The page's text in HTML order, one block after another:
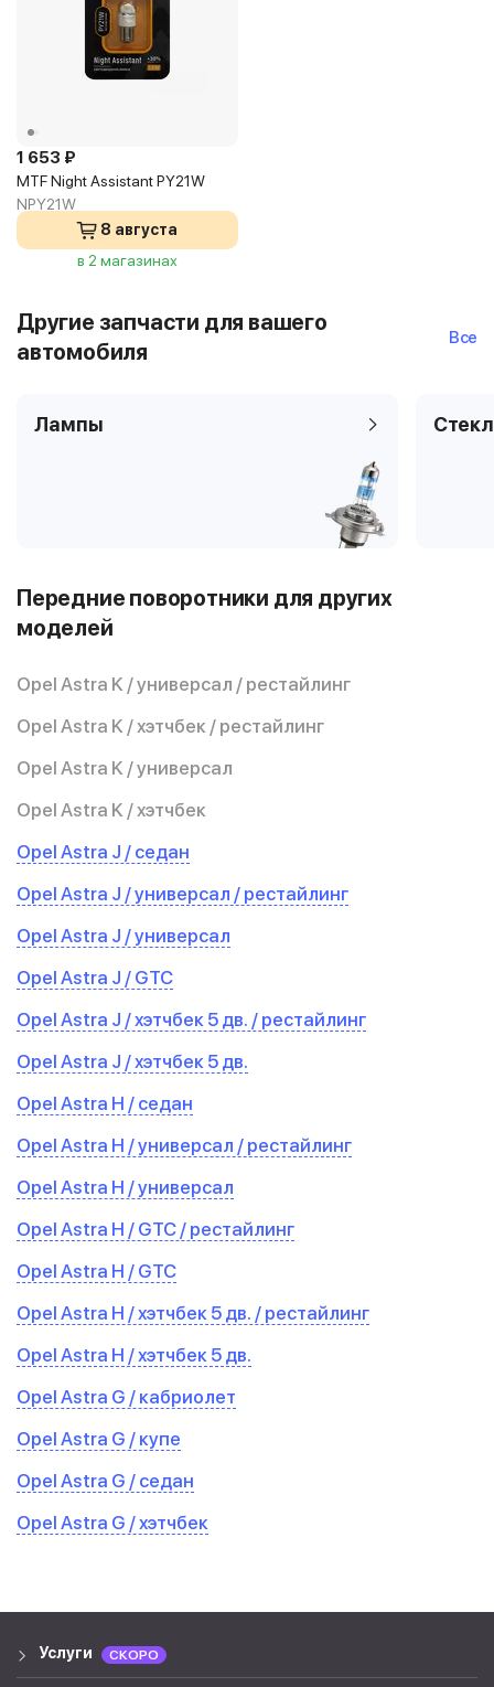
1 653 ₽
MTF Night Assistant PY21W
NPY21W
8 августа
в 2 магазинах
Другие запчасти для вашего
автомобиля
Все
Лампы
Передние поворотники для других
моделей
Opel Astra K / универсал / рестайлинг
Opel Astra K / хэтчбек / рестайлинг
Opel Astra K / универсал
Opel Astra K / хэтчбек
Opel Astra J / седан
Opel Astra J / универсал / рестайлинг
Opel Astra J / универсал
Opel Astra J / GTC
Opel Astra J / хэтчбек 5 дв. / рестайлинг
Opel Astra J / хэтчбек 5 дв.
Opel Astra H / седан
Opel Astra H / универсал / рестайлинг
Opel Astra H / универсал
Opel Astra H / GTC / рестайлинг
Opel Astra H / GTC
Opel Astra H / хэтчбек 5 дв. / рестайлинг
Opel Astra H / хэтчбек 5 дв.
Opel Astra G / кабриолет
Opel Astra G / купе
Opel Astra G / седан
Opel Astra G / хэтчбек
Услуги СКОРО